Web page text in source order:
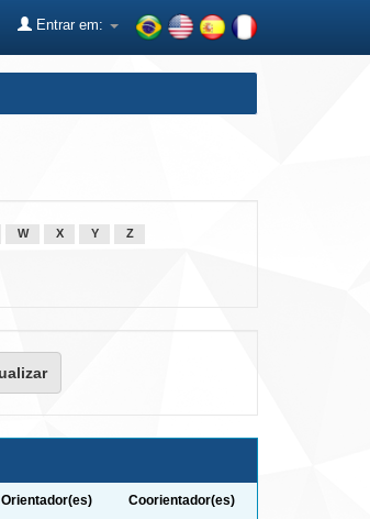
Entrar em:
W X Y Z
Orientador(es) Coorientador(es)